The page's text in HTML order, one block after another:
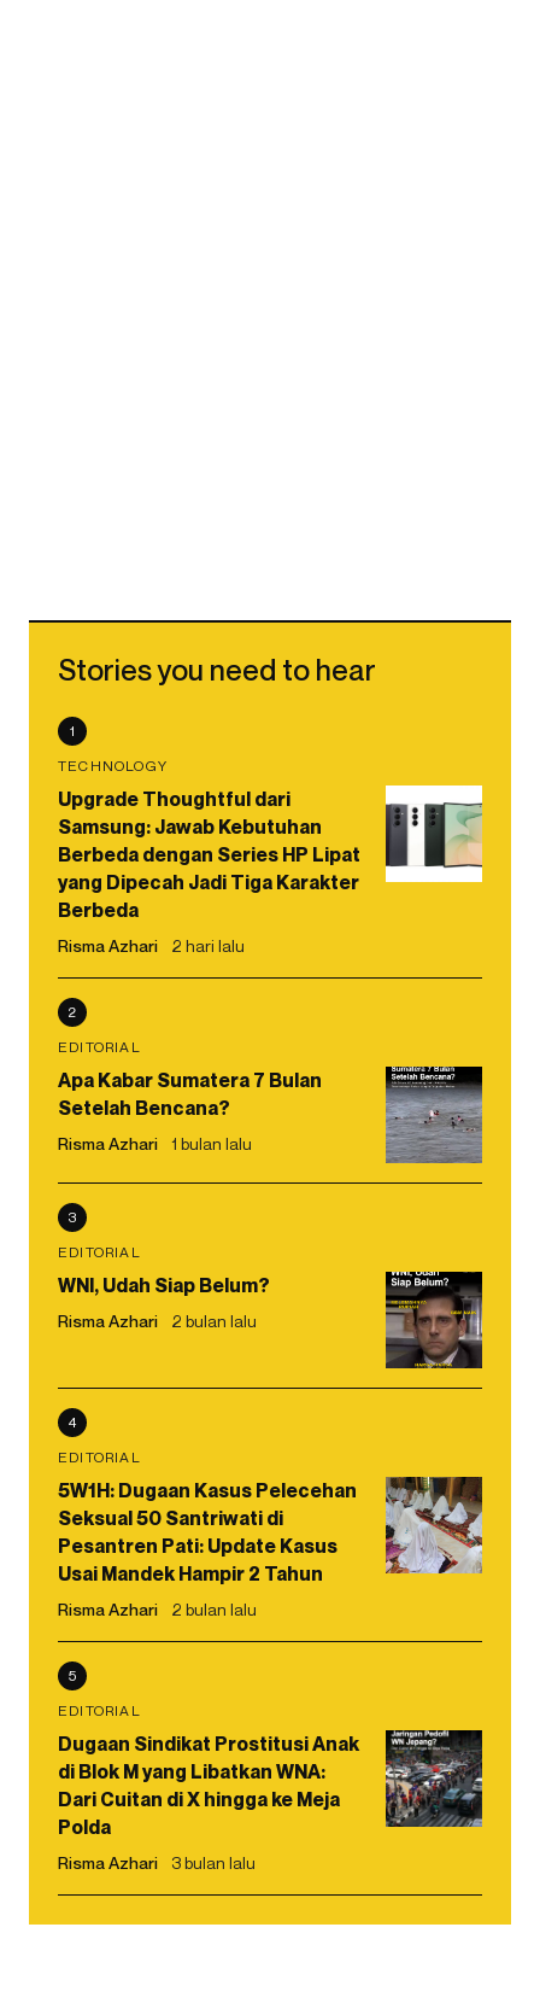
Stories you need to hear
1
TECHNOLOGY
Upgrade Thoughtful dari
Samsung: Jawab Kebutuhan
Berbeda dengan Series HP Lipat
yang Dipecah Jadi Tiga Karakter
Berbeda
Risma Azhari 2 hari lalu
2
EDITORIAL
Apa Kabar Sumatera 7 Bulan
Setelah Bencana?
Risma Azhari 1 bulan lalu
3
EDITORIAL
WNI, Udah Siap Belum?
Risma Azhari 2 bulan lalu
4
EDITORIAL
5W1H: Dugaan Kasus Pelecehan
Seksual 50 Santriwati di
Pesantren Pati: Update Kasus
Usai Mandek Hampir 2 Tahun
Risma Azhari 2 bulan lalu
5
EDITORIAL
Dugaan Sindikat Prostitusi Anak
di Blok M yang Libatkan WNA:
Dari Cuitan di X hingga ke Meja
Polda
Risma Azhari 3 bulan lalu